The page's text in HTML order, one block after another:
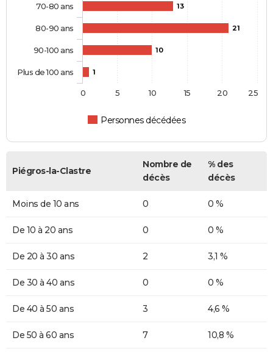
13
21
10
1
Personnes décédées
70-80 ans
80-90 ans
90-100 ans
Plus de 100 ans
0 5 10 15 20 25
Piégros-la-Clastre
Nombre de
décès
% des
décès
Moins de 10 ans 0 0 %
De 10 à 20 ans 0 0 %
De 20 à 30 ans 2 3,1 %
De 30 à 40 ans 0 0 %
De 40 à 50 ans 3 4,6 %
De 50 à 60 ans 7 10,8 %